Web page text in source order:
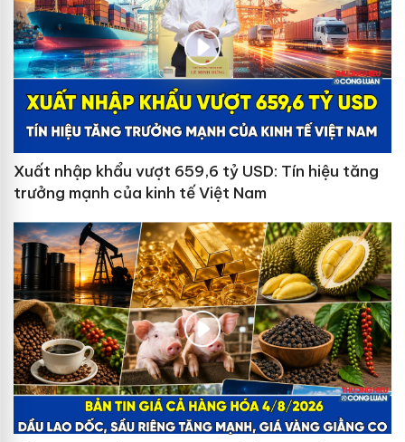
Xuất nhập khẩu vượt 659,6 tỷ USD: Tín hiệu tăng
trưởng mạnh của kinh tế Việt Nam